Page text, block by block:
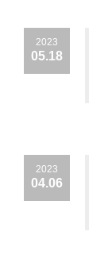
2023
05.18
2023
04.06